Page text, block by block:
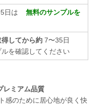
5日は 無料のサンプルを
してから約 7〜35日
を確認してください
レミアム品質
感のために居心地が良く快